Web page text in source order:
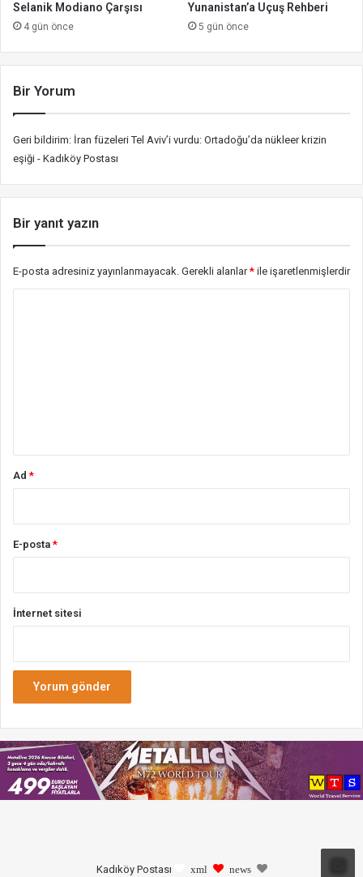
Selanik Modiano Çarşısı
4 gün önce
Yunanistan’a Uçuş Rehberi
5 gün önce
Bir Yorum
Geri bildirim: İran füzeleri Tel Aviv’i vurdu: Ortadoğu’da nükleer krizin
eşiği - Kadıköy Postası
Bir yanıt yazın
E-posta adresiniz yayınlanmayacak. Gerekli alanlar* ile işaretlenmişlerdir
Ad*
E-posta*
İnternet sitesi
Kadıköy Postası xml news